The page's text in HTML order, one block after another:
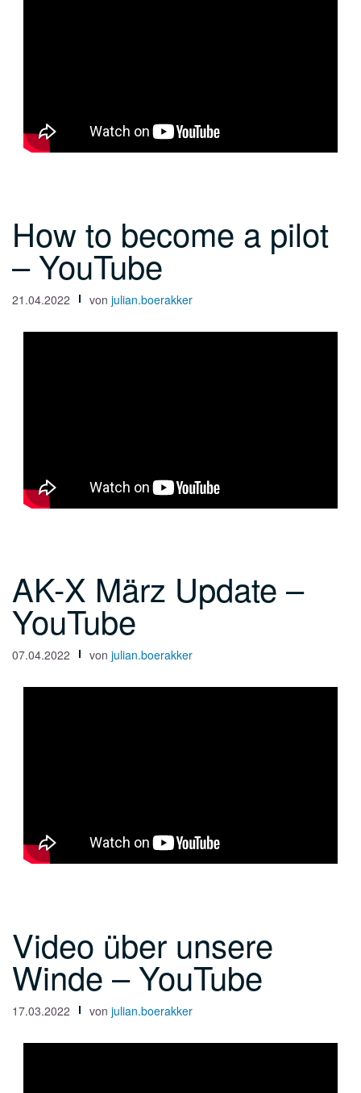
How to become a pilot
– YouTube
21.04.2022 von julian.boerakker
AK-X März Update –
YouTube
07.04.2022 von julian.boerakker
Video über unsere
Winde – YouTube
17.03.2022 von julian.boerakker